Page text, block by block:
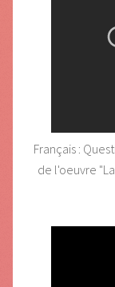
Français :
de l'oeuvre